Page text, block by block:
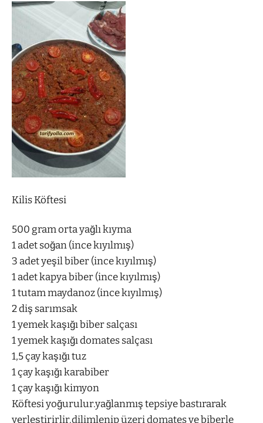
Kilis Köftesi
500 gram orta yağlı kıyma
1 adet soğan (ince kıyılmış)
3 adet yeşil biber (ince kıyılmış)
1 adet kapya biber (ince kıyılmış)
1 tutam maydanoz (ince kıyılmış)
2 diş sarımsak
1 yemek kaşığı biber salçası
1 yemek kaşığı domates salçası
1,5 çay kaşığı tuz
1 çay kaşığı karabiber
1 çay kaşığı kimyon
Köftesi yoğurulur.yağlanmış tepsiye bastırarak
yerleştirirlir.dilimlenip üzeri domates ve biberle